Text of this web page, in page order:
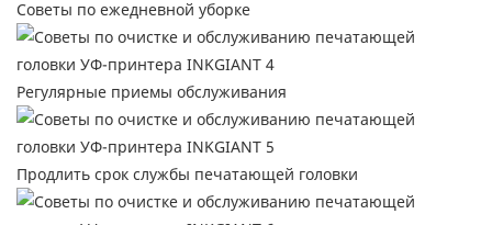
Советы по ежедневной уборке
Регулярные приемы обслуживания
Продлить срок службы печатающей головки